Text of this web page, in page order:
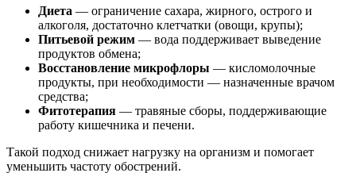
Диета — ограничение сахара, жирного, острого и
алкоголя, достаточно клетчатки (овощи, крупы);
Питьевой режим — вода поддерживает выведение
продуктов обмена;
Восстановление микрофлоры — кисломолочные
продукты, при необходимости — назначенные врачом
средства;
Фитотерапия — травяные сборы, поддерживающие
работу кишечника и печени.
Такой подход снижает нагрузку на организм и помогает
уменьшить частоту обострений.